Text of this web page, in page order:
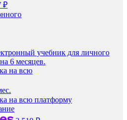
₽
учебник для личного
6 месяцев.
на всю
на всю платформу